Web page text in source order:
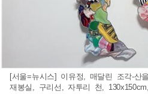
[서울=뉴시스] 이유정, 매달린 조각-산
재봉실, 구리선, 자투리 천, 130x150cm,